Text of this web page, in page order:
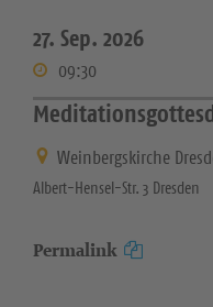
27. Sep. 2026
09:30
Weinbergskirche
Albert-Hensel-Str. 3 Dresden
Permalink